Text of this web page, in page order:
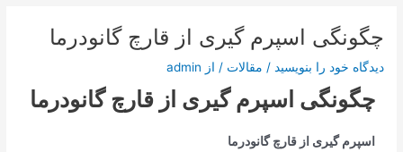
چگونگی اسپرم گیری از قارچ گانودرما
دیدگاه‌ خود را بنویسید / مقالات / از admin
چگونگی اسپرم گیری از قارچ گانودرما
اسپرم گیری از قارچ گانودرما